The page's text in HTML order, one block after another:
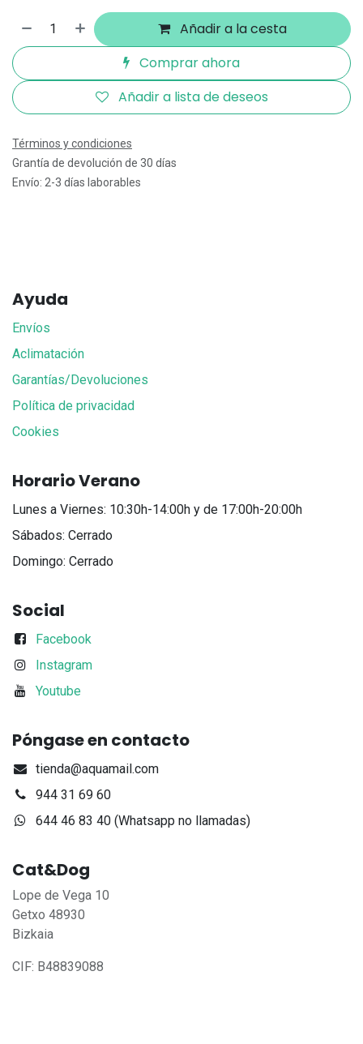
Añadir a la cesta
Comprar ahora
Añadir a lista de deseos
Términos y condiciones
Grantía de devolución de 30 días
Envío: 2-3 días laborables
Ayuda
Envíos
Aclimatación
Garantías/Devoluciones
Política de privacidad
Cookies
Horario Verano
Lunes a Viernes: 10:30h-14:00h y de 17:00h-20:00h
Sábados: Cerrado
Domingo: Cerrado
Social
Facebook
Instagram
Youtube
Póngase en contacto
tienda@aquamail.com
944 31 69 60
644 46 83 40 (Whatsapp no llamadas)
Cat&Dog
Lope de Vega 10
Getxo 48930
Bizkaia
CIF: B48839088